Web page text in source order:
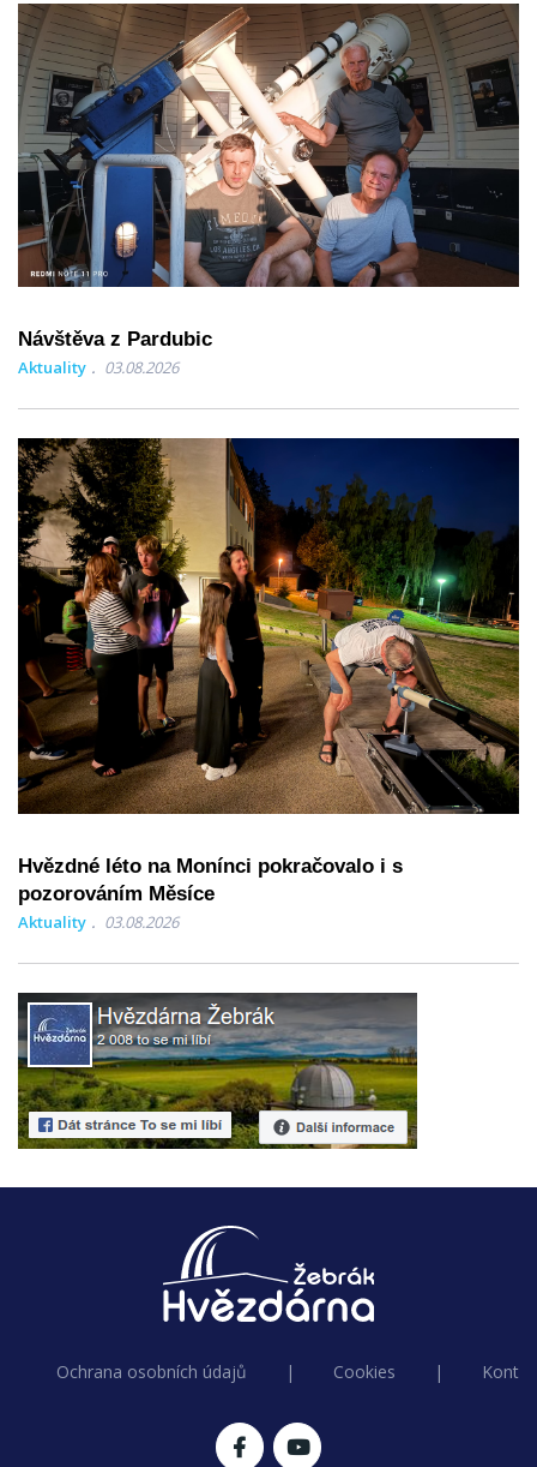
Návštěva z Pardubic
Aktuality 03.08.2026
Hvězdné léto na Monínci pokračovalo i s
pozorováním Měsíce
Aktuality 03.08.2026
Ochrana osobních údajů | Cookies |